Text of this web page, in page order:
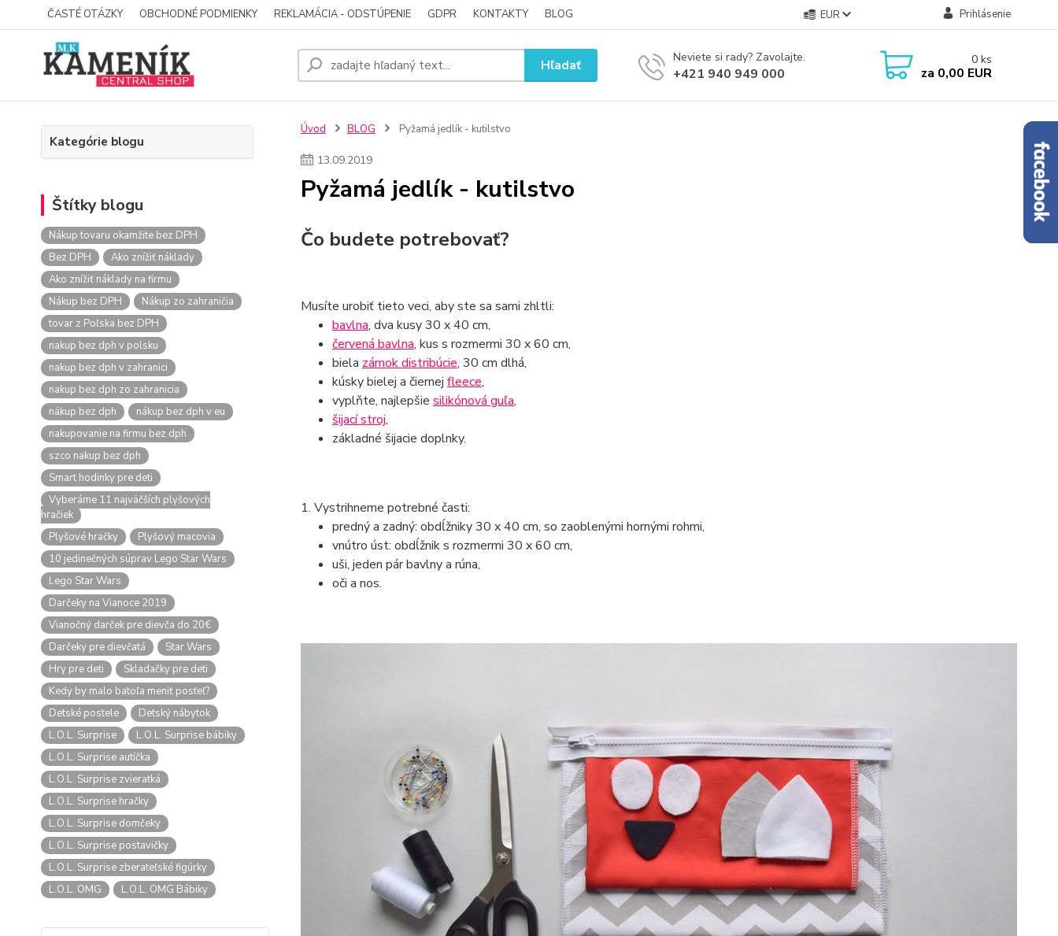
ČASTÉ OTÁZKY OBCHODNÉ PODMIENKY REKLAMÁCIA - ODSTÚPENIE GDPR KONTAKTY BLOG EUR Prihlásenie
Hľadať Neviete si rady? Zavolajte.
+421 940 949 000
0 ks
za 0,00 EUR
Kategórie blogu
Štítky blogu
Nákup tovaru okamžite bez DPH
Bez DPH
Ako znížiť náklady
Ako znížiť náklady na firmu
Nákup bez DPH
Nákup zo zahraničia
tovar z Poľska bez DPH
nakup bez dph v polsku
nakup bez dph v zahranici
nakup bez dph zo zahranicia
nákup bez dph
nákup bez dph v eu
nakupovanie na firmu bez dph
szco nakup bez dph
Smart hodinky pre deti
Vyberáme 11 najväčších plyšových
hračiek
Plyšové hračky
Plyšový macovia
10 jedinečných súprav Lego Star Wars
Lego Star Wars
Darčeky na Vianoce 2019
Vianočný darček pre dievča do 20€
Darčeky pre dievčatá
Star Wars
Hry pre deti
Skladačky pre deti
Kedy by malo batoľa meniť posteľ?
Detské postele
Detský nábytok
L.O.L. Surprise
L.O.L. Surprise bábiky
L.O.L. Surprise autíčka
L.O.L. Surprise zvieratká
L.O.L. Surprise hračky
L.O.L. Surprise domčeky
L.O.L. Surprise postavičky
L.O.L. Surprise zberateľské figúrky
L.O.L. OMG
L.O.L. OMG Bábiky
Úvod BLOG Pyžamá jedlík - kutilstvo
13.09.2019
Pyžamá jedlík - kutilstvo
Čo budete potrebovať?
Musíte urobiť tieto veci, aby ste sa sami zhltli:
bavlna, dva kusy 30 x 40 cm,
červená bavlna, kus s rozmermi 30 x 60 cm,
biela zámok distribúcie, 30 cm dlhá,
kúsky bielej a čiernej fleece,
vyplňte, najlepšie silikónová guľa,
šijací stroj,
základné šijacie doplnky.
1. Vystrihneme potrebné časti:
predný a zadný: obdĺžniky 30 x 40 cm, so zaoblenými hornými rohmi,
vnútro úst: obdĺžnik s rozmermi 30 x 60 cm,
uši, jeden pár bavlny a rúna,
oči a nos.